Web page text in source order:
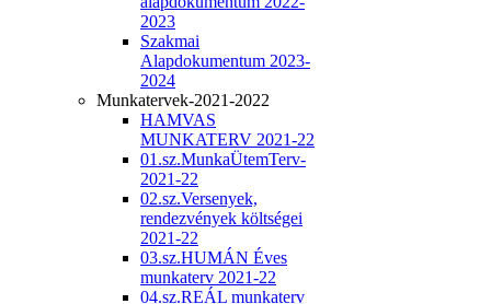
2023
Szakmai
Alapdokumentum 2023-
2024
Munkatervek-2021-2022
HAMVAS
MUNKATERV 2021-22
01.sz.MunkaÜtemTerv-
2021-22
02.sz.Versenyek,
rendezvények költségei
2021-22
03.sz.HUMÁN Éves
munkaterv 2021-22
04.sz.REÁL munkaterv